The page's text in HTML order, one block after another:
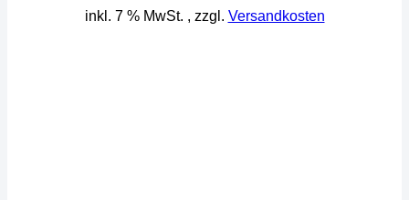
inkl. 7 % MwSt. , zzgl. Versandkosten